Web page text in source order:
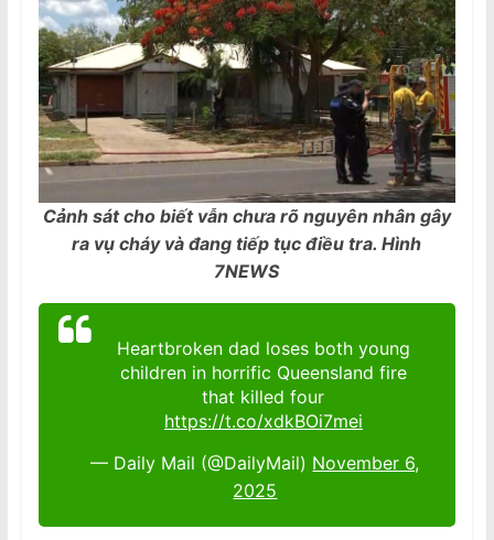
Cảnh sát cho biết vẫn chưa rõ nguyên nhân gây
ra vụ cháy và đang tiếp tục điều tra. Hình
7NEWS
Heartbroken dad loses both young
children in horrific Queensland fire
that killed four
https://t.co/xdkBOi7mei
— Daily Mail (@DailyMail) November 6,
2025